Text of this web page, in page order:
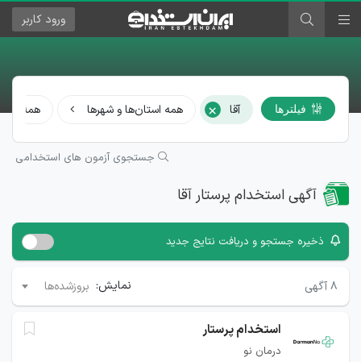
ورود کاربر
فیلترها آقا × همه استان‌ها و شهرها همه
جستجوی آزمون های استخدامی
آگهی استخدام پرستار آقا
ذخیره جستجو و دریافت نتایج جدید
۸آگهی نمایش: بروزشده‌ها
استخدام پرستار
درمان نو